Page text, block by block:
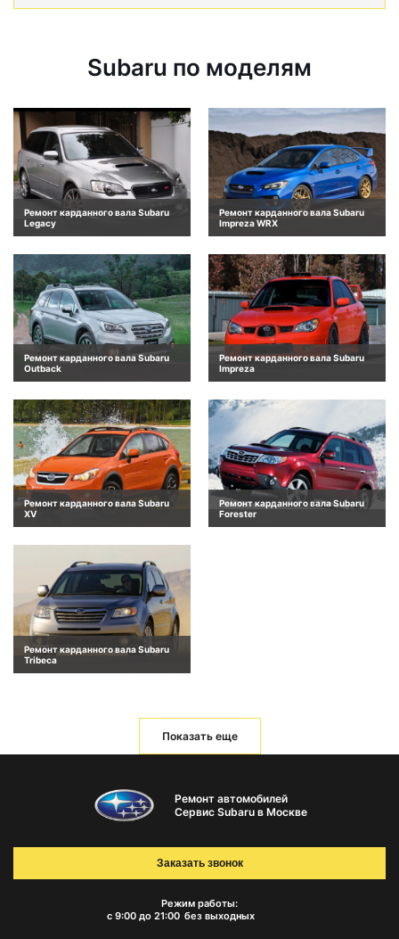
Subaru по моделям
Ремонт карданного вала Subaru
Legacy
Ремонт карданного вала Subaru
Impreza WRX
Ремонт карданного вала Subaru
Outback
Ремонт карданного вала Subaru
Impreza
Ремонт карданного вала Subaru
XV
Ремонт карданного вала Subaru
Forester
Ремонт карданного вала Subaru
Tribeca
Показать еще
Ремонт автомобилей
Сервис Subaru в Москве
Режим работы:
с 9:00 до 21:00 без выходных
Заказать звонок